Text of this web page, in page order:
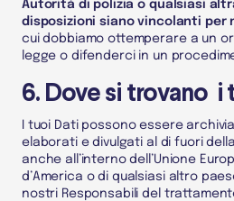
Autorità di polizia o qualsiasi
disposizioni siano vincolanti per
cui dobbiamo ottemperare a un
legge o difenderci in un
6. Dove si trovano i
I tuoi Dati possono essere
elaborati e divulgati al di fuori
anche all’interno dell’Unione
d’America o di qualsiasi altro
nostri Responsabili del